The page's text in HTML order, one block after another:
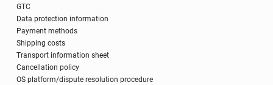
GTC
Data protection information
Payment methods
Shipping costs
Transport information sheet
Cancellation policy
OS platform/dispute resolution procedure